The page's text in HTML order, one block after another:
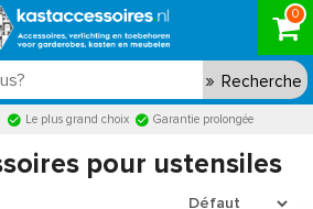
0
Recherche
Le plus grand choix Garantie prolongée
pour ustensiles